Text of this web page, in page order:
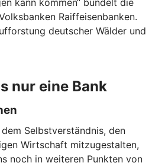
Raiffeisenbanken.
deutscher Wälder und
nur eine Bank
Selbstverständnis, den
Wirtschaft mitzugestalten,
noch in weiteren Punkten von